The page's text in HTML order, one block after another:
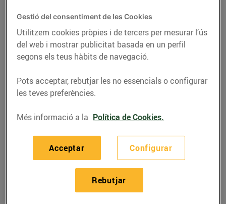
Saltat de bolets i crema
de foie amb pernil
Gestió del consentiment de les Cookies
Utilitzem cookies pròpies i de tercers per mesurar l’ús
del web i mostrar publicitat basada en un perfil
segons els teus hàbits de navegació.
Pots acceptar, rebutjar les no essencials o configurar
les teves preferències.
Més informació a la Política de Cookies.
Configurar
Rebutjar
Acceptar